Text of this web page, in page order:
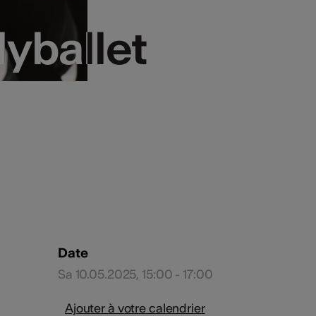
Date
Sa 10.05.2025, 15:00 - 17:00
Ajouter à votre calendrier